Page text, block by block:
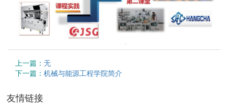
上一篇： 无
下一篇： 机械与能源工程学院简介
友情链接